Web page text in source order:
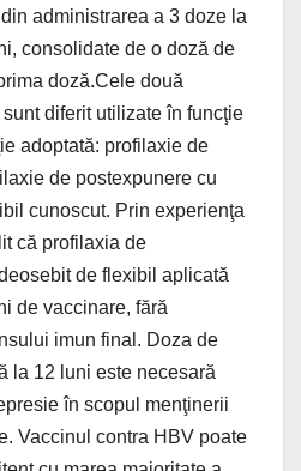
administrarea a 3 doze la
consolidate de o doză de
doză.Cele două
diferit utilizate în funcţie
adoptată: profilaxie de
de postexpunere cu
cunoscut. Prin experienţa
că profilaxia de
de flexibil aplicată
de vaccinare, fără
imun final. Doza de
la 12 luni este necesară
în scopul menţinerii
Vaccinul contra HBV poate